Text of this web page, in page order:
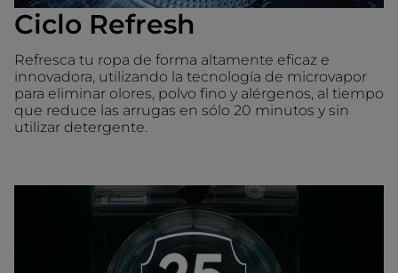
Ciclo Refresh
Refresca tu ropa de forma altamente eficaz e
innovadora, utilizando la tecnología de microvapor
para eliminar olores, polvo fino y alérgenos, al tiempo
que reduce las arrugas en sólo 20 minutos y sin
utilizar detergente.